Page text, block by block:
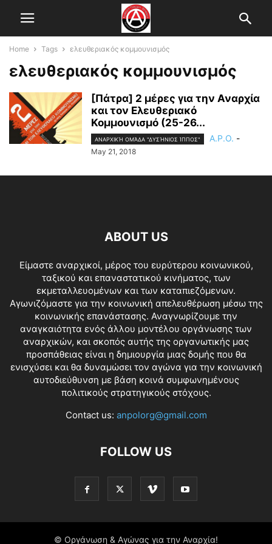
Home Tags ελευθεριακός κομμουνισμός
ελευθεριακός κομμουνισμός
[Πάτρα] 2 μέρες για την Αναρχία
και τον Ελευθεριακό
Κομμουνισμό (25-26...
ΑΝΑΡΧΙΚΉ ΟΜΆΔΑ "ΔΥΣΉΝΙΟΣ ΊΠΠΟΣ" A.P.O. -
May 21, 2018
ABOUT US
Είμαστε αναρχικοί, μέρος του ευρύτερου κοινωνικού,
ταξικού και επαναστατικού κινήματος, των
εκμεταλλευομένων και των καταπιεζόμενων.
Αγωνιζόμαστε για την κοινωνική απελευθέρωση μέσω της
κοινωνικής επανάστασης. Αναγνωρίζουμε την
αναγκαιότητα ενός άλλου μοντέλου οργάνωσης των
αναρχικών, και σκοπός αυτής της οργανωτικής μας
προσπάθειας είναι η δημιουργία μιας δομής που θα
ενισχύσει και θα δυναμώσει τον αγώνα για την κοινωνική
αυτοδιεύθυνση με βάση κοινά συμφωνημένους
πολιτικούς στρατηγικούς στόχους.
Contact us: anpolorg@gmail.com
FOLLOW US
© Οργάνωση & Αγώνας για την Αναρχία!